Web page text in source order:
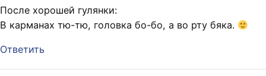
После хорошей гулянки:
В карманах тю-тю, головка бо-бо, а во рту бяка.
Ответить